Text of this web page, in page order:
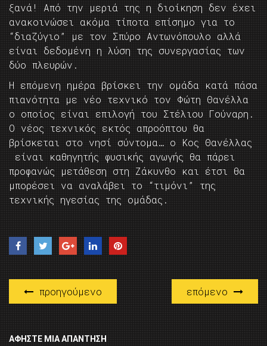
ξανά! Από την μεριά της η διοίκηση δεν έχει
ανακοινώσει ακόμα τίποτα επίσημο για το
“διαζύγιο” με τον Σπύρο Αντωνόπουλο αλλά
είναι δεδομένη η λύση της συνεργασίας των
δύο πλευρών.
Η επόμενη ημέρα βρίσκει την ομάδα κατά πάσα
πιανότητα με νέο τεχνικό τον Φώτη Θανέλλα
ο οποίος είναι επιλογή του Στέλιου Γούναρη.
Ο νέος τεχνικός εκτός απροόπτου θα
βρίσκεται στο νησί σύντομα… ο Κος Θανέλλας
είναι καθηγητής φυσικής αγωγής θα πάρει
προφανώς μετάθεση στη Ζάκυνθο και έτσι θα
μπορέσει να αναλάβει το “τιμόνι” της
τεχνικής ηγεσίας της ομάδας.
προηγούμενο επόμενο
ΑΦΉΣΤΕ ΜΙΑ ΑΠΆΝΤΗΣΗ